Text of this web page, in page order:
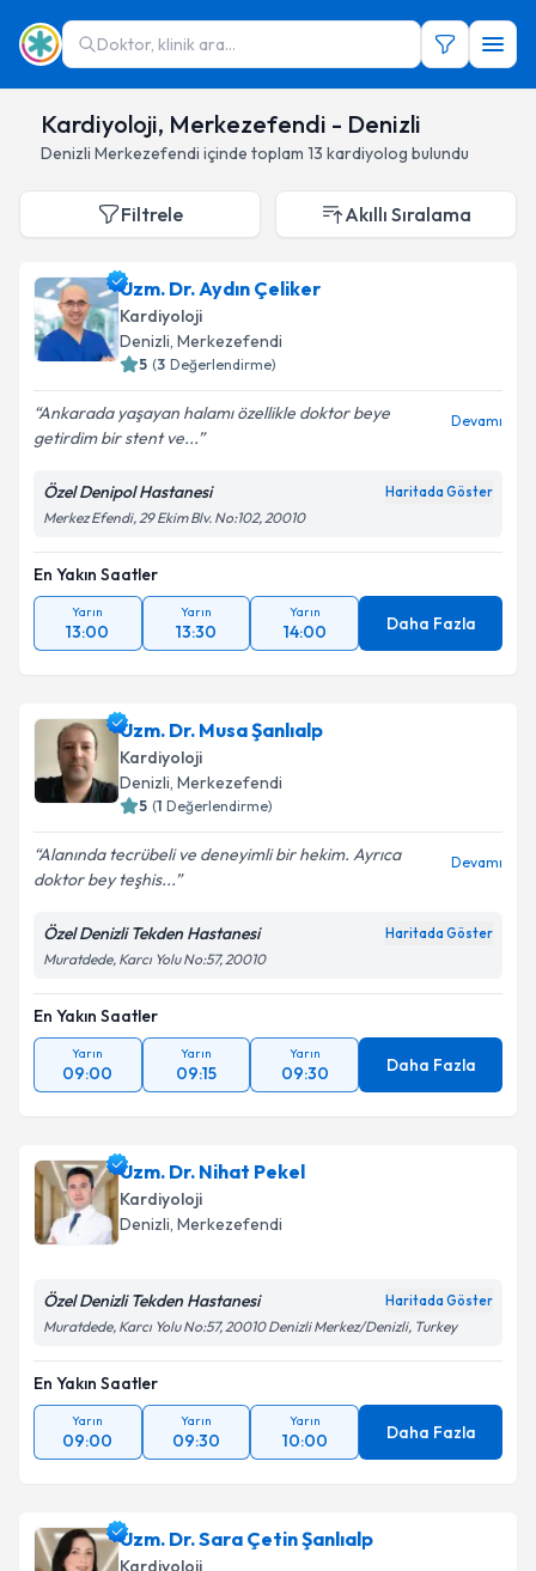
Doktor, klinik ara...
Kardiyoloji, Merkezefendi - Denizli
Denizli Merkezefendi içinde toplam 13 kardiyolog bulundu
Filtrele Akıllı Sıralama
Uzm. Dr. Aydın Çeliker
Kardiyoloji
Denizli, Merkezefendi
5 (3 Değerlendirme)
Ankarada yaşayan halamı özellikle doktor beye
getirdim bir stent ve...
Devamı
Özel Denipol Hastanesi Haritada Göster
Merkez Efendi, 29 Ekim Blv. No:102, 20010
En Yakın Saatler
Yarın
13:00
Yarın
13:30
Yarın
14:00 Daha Fazla
Uzm. Dr. Musa Şanlıalp
Kardiyoloji
Denizli, Merkezefendi
5 (1 Değerlendirme)
Alanında tecrübeli ve deneyimli bir hekim. Ayrıca
doktor bey teşhis...
Devamı
Özel Denizli Tekden Hastanesi Haritada Göster
Muratdede, Karcı Yolu No:57, 20010
En Yakın Saatler
Yarın
09:00
Yarın
09:15
Yarın
09:30 Daha Fazla
Uzm. Dr. Nihat Pekel
Kardiyoloji
Denizli, Merkezefendi
Özel Denizli Tekden Hastanesi Haritada Göster
Muratdede, Karcı Yolu No:57, 20010 Denizli Merkez/Denizli, Turkey
En Yakın Saatler
Yarın
09:00
Yarın
09:30
Yarın
10:00 Daha Fazla
Uzm. Dr. Sara Çetin Şanlıalp
Kardiyoloji